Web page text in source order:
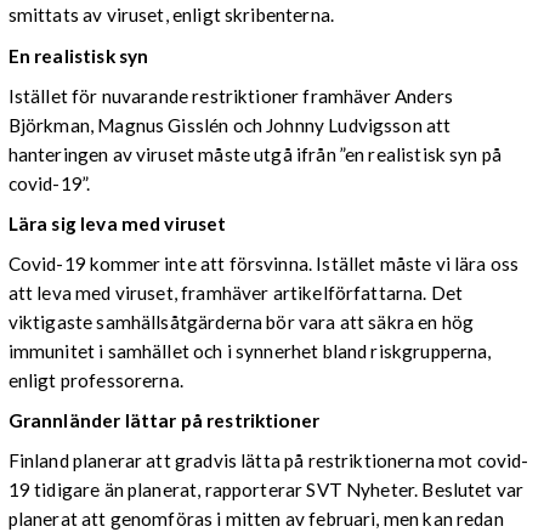
smittats av viruset, enligt skribenterna.
En realistisk syn
Istället för nuvarande restriktioner framhäver Anders
Björkman, Magnus Gisslén och Johnny Ludvigsson att
hanteringen av viruset måste utgå ifrån ”en realistisk syn på
covid-19”.
Lära sig leva med viruset
Covid-19 kommer inte att försvinna. Istället måste vi lära oss
att leva med viruset, framhäver artikelförfattarna. Det
viktigaste samhällsåtgärderna bör vara att säkra en hög
immunitet i samhället och i synnerhet bland riskgrupperna,
enligt professorerna.
Grannländer lättar på restriktioner
Finland planerar att gradvis lätta på restriktionerna mot covid-
19 tidigare än planerat, rapporterar SVT Nyheter. Beslutet var
planerat att genomföras i mitten av februari, men kan redan